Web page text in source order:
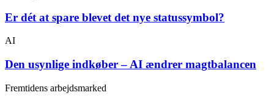
Er dét at spare blevet det nye statussymbol?
AI
Den usynlige indkøber – AI ændrer magtbalancen
Fremtidens arbejdsmarked